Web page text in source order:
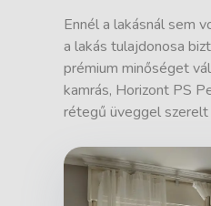
Ennél a lakásnál sem
a lakás tulajdonosa
prémium minőséget
kamrás, Horizont PS
rétegű üveggel